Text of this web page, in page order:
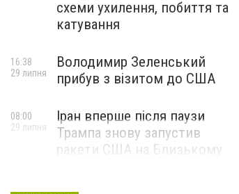
схеми ухилення, побиття та
катування
Володимир Зеленський
прибув з візитом до США
16:38
29 липня
Іран вперше після паузи
Трампа знову запустив
ракети США на Близькому
08:00
29 липня